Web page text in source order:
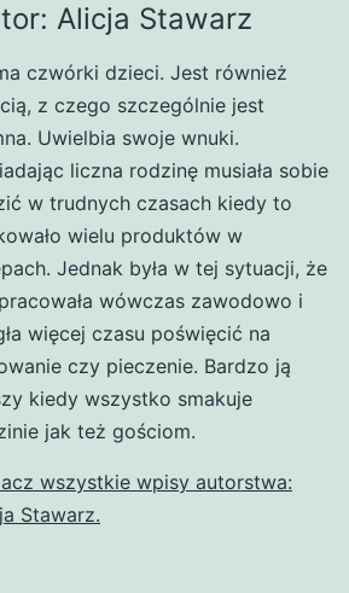
Alicja Stawarz
czwórki dzieci. Jest również
z czego szczególnie jest
Uwielbia swoje wnuki.
liczna rodzinę musiała sobie
w trudnych czasach kiedy to
wielu produktów w
Jednak była w tej sytuacji, że
wówczas zawodowo i
więcej czasu poświęcić na
czy pieczenie. Bardzo ją
kiedy wszystko smakuje
jak też gościom.
wszystkie wpisy autorstwa:
Stawarz.